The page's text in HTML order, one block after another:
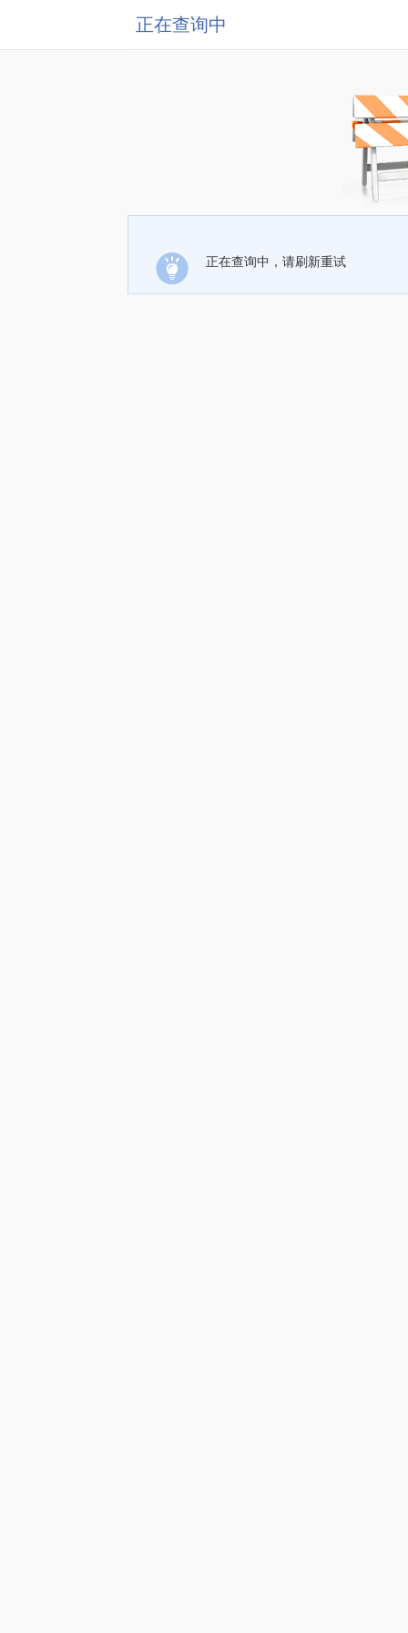
正在查询中
正在查询中，请刷新重试